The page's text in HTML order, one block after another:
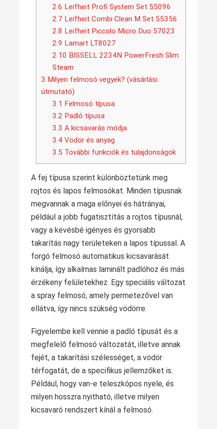
2.6 Leifheit Profi System Set 55096
2.7 Leifheit Combi Clean M Set 55356
2.8 Leifheit Piccolo Micro Duo 57023
2.9 Lamart LT8027
2.10 BISSELL 2234N PowerFresh Slim
Steam
3 Milyen felmosó vegyek? (vásárlási
útmutató)
3.1 Felmosó típusa
3.2 Padló típusa
3.3 A kicsavarás módja
3.4Vödör és anyag
3.5 További funkciók és tulajdonságok
A fej típusa szerint különböztetünk meg
rojtos és lapos felmosókat. Minden típusnak
megvannak a maga előnyei és hátrányai,
például a jobb fugatisztítás a rojtos típusnál,
vagy a kevésbé igényes és gyorsabb
takarítás nagy területeken a lapos típussal. A
forgó felmosó automatikus kicsavarását
kínálja, így alkalmas laminált padlóhoz és más
érzékeny felületekhez. Egy speciális változat
a spray felmosó, amely permetezővel van
ellátva, így nincs szükség vödörre.
Figyelembe kell vennie a padló típusát és a
megfelelő felmosó változatát, illetve annak
fejét, a takarítási szélességet, a vödör
térfogatát, de a specifikus jellemzőket is.
Például, hogy van-e teleszkópos nyele, és
milyen hosszra nyitható, illetve milyen
kicsavaró rendszert kínál a felmosó.